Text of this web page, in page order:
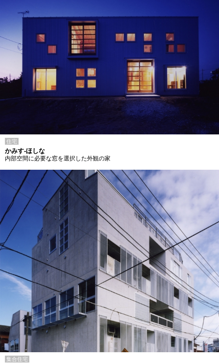
住宅
かみす-ほしな
内部空間に必要な窓を選択した外観の家
集合住宅